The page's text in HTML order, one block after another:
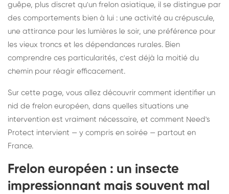
guêpe, plus discret qu'un frelon asiatique, il se distingue par
des comportements bien à lui : une activité au crépuscule,
une attirance pour les lumières le soir, une préférence pour
les vieux troncs et les dépendances rurales. Bien
comprendre ces particularités, c'est déjà la moitié du
chemin pour réagir efficacement.
Sur cette page, vous allez découvrir comment identifier un
nid de frelon européen, dans quelles situations une
intervention est vraiment nécessaire, et comment Need's
Protect intervient — y compris en soirée — partout en
France.
Frelon européen : un insecte
impressionnant mais souvent mal